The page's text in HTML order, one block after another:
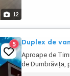
12
5 Duplex de
Aproape de
de Dumbrăvița,